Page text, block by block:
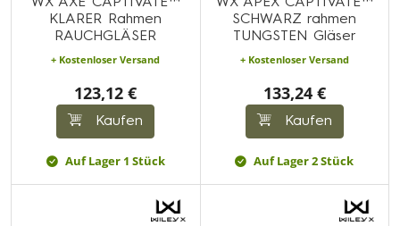
KLARER Rahmen
RAUCHGLÄSER
+ Kostenloser Versand
123,12 €
Kaufen
Auf Lager 1 Stück
SCHWARZ rahmen
TUNGSTEN Gläser
+ Kostenloser Versand
133,24 €
Kaufen
Auf Lager 2 Stück